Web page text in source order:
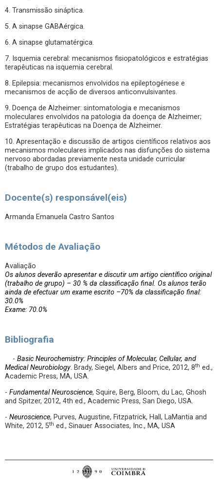
4. Transmissão sináptica.
5. A sinapse GABAérgica.
6. A sinapse glutamatérgica.
7. Isquemia cerebral: mecanismos fisiopatológicos e estratégias
terapêuticas na isquemia cerebral.
8. Epilepsia: mecanismos envolvidos na epileptogénese e
mecanismos de acção de diversos anticonvulsivantes.
9. Doença de Alzheimer: sintomatologia e mecanismos
moleculares envolvidos na patologia da doença de Alzheimer;
Estratégias terapêuticas na Doença de Alzheimer.
10. Apresentação e discussão de artigos científicos relativos aos
mecanismos moleculares implicados nas disfunções do sistema
nervoso abordadas previamente nesta unidade curricular
(trabalho de grupo dos estudantes).
Docente(s) responsável(eis)
Armanda Emanuela Castro Santos
Métodos de Avaliação
Avaliação
Os alunos deverão apresentar e discutir um artigo científico original
(trabalho de grupo) – 30 % da classificação final. Os alunos terão
ainda de efectuar um exame escrito –70% da classificação final:
30.0%
Exame: 70.0%
Bibliografia
- Basic Neurochemistry: Principles of Molecular, Cellular, and
Medical Neurobiology. Brady, Siegel, Albers and Price, 2012, 8th ed.,
Academic Press, MA, USA.
- Fundamental Neuroscience, Squire, Berg, Bloom, du Lac, Ghosh
and Spitzer, 2012, 4th ed., Academic Press, San Diego, USA.
- Neuroscience, Purves, Augustine, Fitzpatrick, Hall, LaMantia and
White, 2012, 5th ed., Sinauer Associates, Inc., MA, USA